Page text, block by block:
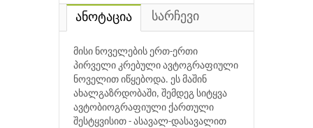
ანოტაცია სარჩევი
მისი ნოველების ერთ-ერთი
პირველი კრებული ავტოგრაფიული
ნოველით იწყებოდა. ეს მაშინ
ახალგაზრდობაში, შემდეგ სიტყვა
ავტობიოგრაფიული ქართული
შესტყვისით - ასავალ-დასავალით